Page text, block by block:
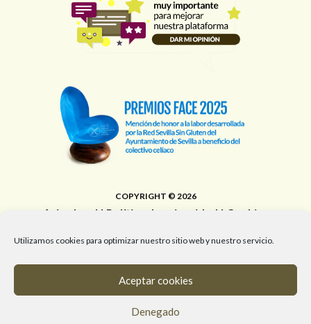
Utilizamos cookies para optimizar nuestro sitio web y nuestro servicio.
Aceptar cookies
Denegado
COPYRIGHT © 2026
Aviso legal| Política de privacidad | Cookies
T. 955 472 903 / M. 682 058 961 / #RedSevillaSinGluten